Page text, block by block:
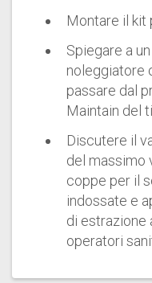
Montare il kit
Spiegare a
noleggiatore
passare dal
Maintain del
Discutere il
del massimo
coppe per il
indossate e
di estrazione
operatori